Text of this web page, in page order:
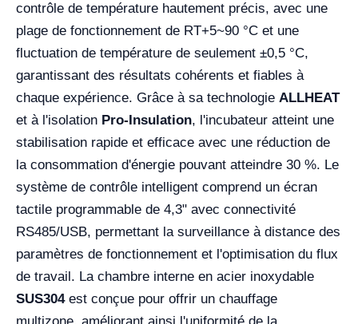
contrôle de température hautement précis, avec une
plage de fonctionnement de RT+5~90 °C et une
fluctuation de température de seulement ±0,5 °C,
garantissant des résultats cohérents et fiables à
chaque expérience. Grâce à sa technologie ALLHEAT
et à l'isolation Pro-Insulation, l'incubateur atteint une
stabilisation rapide et efficace avec une réduction de
la consommation d'énergie pouvant atteindre 30 %. Le
système de contrôle intelligent comprend un écran
tactile programmable de 4,3" avec connectivité
RS485/USB, permettant la surveillance à distance des
paramètres de fonctionnement et l'optimisation du flux
de travail. La chambre interne en acier inoxydable
SUS304est conçue pour offrir un chauffage